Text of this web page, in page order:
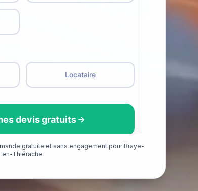
gratuite et sans engagement pour Braye-
en-Thiérache.